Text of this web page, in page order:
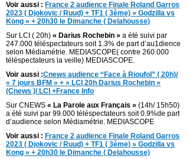
Voir aussi : France 2 audience Finale Roland Garros
2023 ( Djokovic / Ruud) + TF1 ( 3ème) » Godzilla vs
Kong » + 20h30 le Dimanche ( Delahousse)
Sur LCI ( 20h) « Darius Rochebin » a été suivi par
247.000 téléspectateurs soit 1.3% de part d’au1dience
selon Médiamétrie. MEDIASCOPE( contre 260.000
téléspectateurs la veille) MEDIASCOPE.
Voir aussi :Cnews audience “Face à Rioufol” ( 20h)/
« 7 jours BFM » + » LCI 20h Darius Rochebin »
(Cnews )/ LCI +France Info
Sur CNEWS « La Parole aux Français » (14h/ 15h50)
a été suivi par 99.000 téléspectateurs soit 0.9%de part
d’audience selon Médiamétrie. MEDIASCOPE
Voir aussi : France 2 audience Finale Roland Garros
2023 ( Djokovic / Ruud) + TF1 ( 3ème) » Godzilla vs
Kong » + 20h30 le Dimanche ( Delahousse)